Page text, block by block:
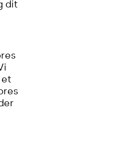
dit
et